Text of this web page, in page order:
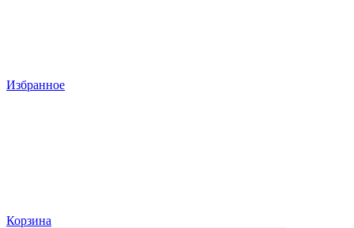
Избранное
Корзина